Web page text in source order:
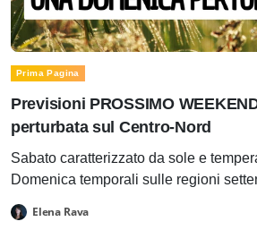
Prima Pagina
Previsioni PROSSIMO
perturbata sul Centro-Nord
Sabato caratterizzato da sole e
Domenica temporali sulle regioni
Elena Rava